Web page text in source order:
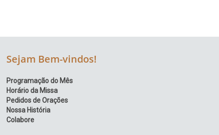
Sejam Bem-vindos!
Programação do Mês
Horário da Missa
Pedidos de Orações
Nossa História
Colabore